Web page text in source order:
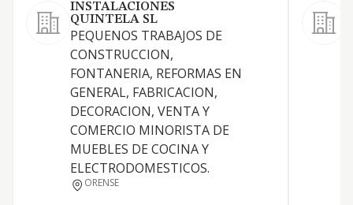
INSTALACIONES
QUINTELA SL
PEQUENOS TRABAJOS DE
CONSTRUCCION,
FONTANERIA, REFORMAS EN
GENERAL, FABRICACION,
DECORACION, VENTA Y
COMERCIO MINORISTA DE
MUEBLES DE COCINA Y
ELECTRODOMESTICOS.
ORENSE